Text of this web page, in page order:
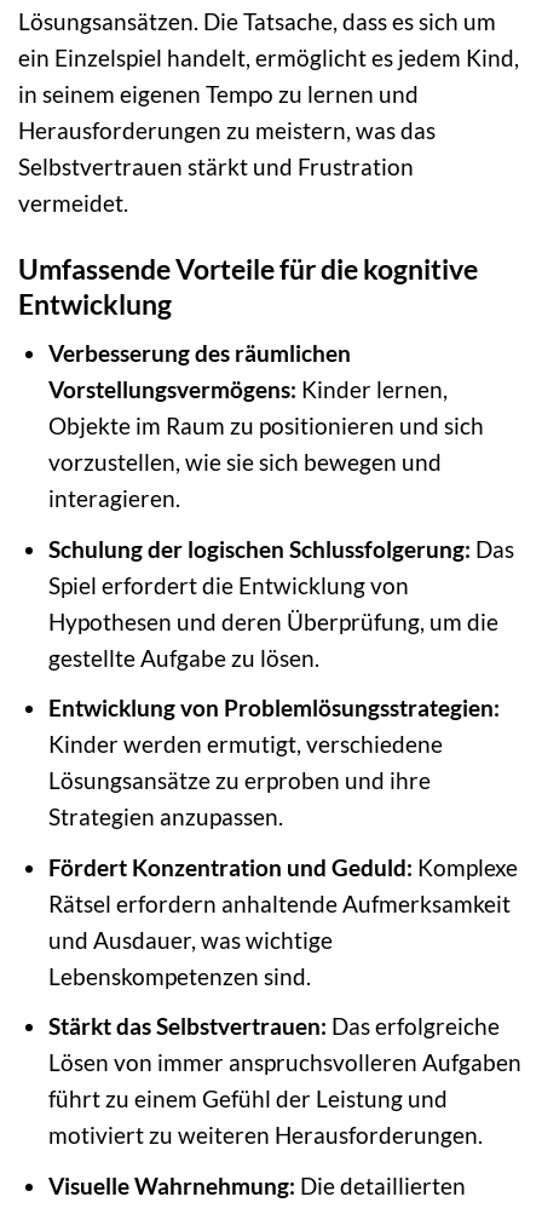
Lösungsansätzen. Die Tatsache, dass es sich um
ein Einzelspiel handelt, ermöglicht es jedem Kind,
in seinem eigenen Tempo zu lernen und
Herausforderungen zu meistern, was das
Selbstvertrauen stärkt und Frustration
vermeidet.
Umfassende Vorteile für die kognitive
Entwicklung
Verbesserung des räumlichen
Vorstellungsvermögens: Kinder lernen,
Objekte im Raum zu positionieren und sich
vorzustellen, wie sie sich bewegen und
interagieren.
Schulung der logischen Schlussfolgerung: Das
Spiel erfordert die Entwicklung von
Hypothesen und deren Überprüfung, um die
gestellte Aufgabe zu lösen.
Entwicklung von Problemlösungsstrategien:
Kinder werden ermutigt, verschiedene
Lösungsansätze zu erproben und ihre
Strategien anzupassen.
Fördert Konzentration und Geduld: Komplexe
Rätsel erfordern anhaltende Aufmerksamkeit
und Ausdauer, was wichtige
Lebenskompetenzen sind.
Stärkt das Selbstvertrauen: Das erfolgreiche
Lösen von immer anspruchsvolleren Aufgaben
führt zu einem Gefühl der Leistung und
motiviert zu weiteren Herausforderungen.
Visuelle Wahrnehmung: Die detaillierten